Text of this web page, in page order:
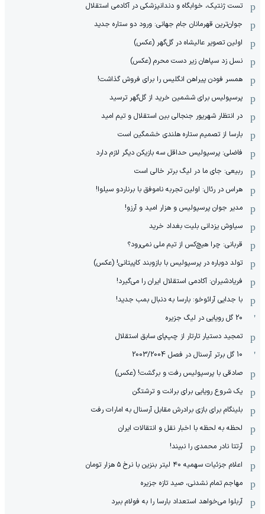
تست ژنتیک، خوابگاه و دندانپزشکی در آکادمی استقلال
جوان‌ترین قهرمانان جام جهانی: ورود دو ستاره جدید
اولین تصویر عالیشاه در گل‌گهر (عکس)
نسل زد سپاهان زیر دست محرم (عکس)
همسر فودن پیراهن انگلیس را برای فروش گذاشت!
پرسپولیس برای ششمین خرید از گل‌گهر ترسید
در انتظار شهریور جنجالی بین استقلال و تیم امید
بارسا از تصمیم ستاره هلندی خشمگین است
فاضلی: پرسپولیس حداقل سه بازیکن دیگر لازم دارد
ربیعی: جای ما در لیگ برتر خالی است
هراس در رئال: اولین تجربه ناموفق با برناردو سیلوا!
مدیر جوان پرسپولیس و هزار امید و آرزو!
سیاوش یزدانی بلیت بغداد خرید
قربانی: چرا هیچ‌کس از تیم ملی نمی‌رود؟
تولد دوباره در پرسپولیس با بازوبند کاپیتانی! (عکس)
فریادشیران: آکادمی استقلال ایران را می‌گیرد!
با جدایی آرائوخو: بارسا به دنبال بمب جدید!
20 گل رویایی در لیگ جزیره
تمجید دستیار تارتار از چپ‌پای سابق استقلال
10 گل برتر آرسنال در فصل 2003/2004
صادقی با پرسپولیس رفت و برگشت! (عکس)
یک شروع رویایی برای برانت و ترشتگن
بلینگام برای بازی برادرش مقابل آرسنال به امارات رفت
لحظه به لحظه با اخبار نقل و انتقالات ایران
آرتتا نادر محمدی را نبیند!
اعلام جزئیات سهمیه ۴۰ لیتر بنزین با نرخ ۵ هزار تومان
مهاجم تمام نشدنی، صید تازه جزیره
آربلوا می‌خواهد استعداد بارسا را به فولام ببرد